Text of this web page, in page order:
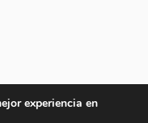
experiencia en